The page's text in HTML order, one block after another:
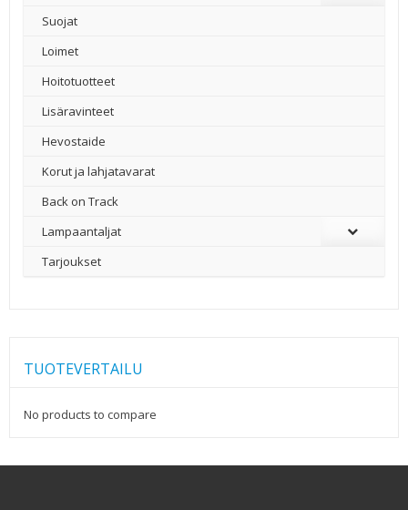
Suojat
Loimet
Hoitotuotteet
Lisäravinteet
Hevostaide
Korut ja lahjatavarat
Back on Track
Lampaantaljat
Tarjoukset
TUOTEVERTAILU
No products to compare